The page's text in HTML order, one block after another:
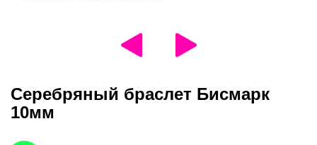
Серебряный браслет Бисмарк
10мм